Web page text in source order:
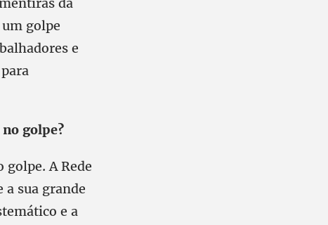
golpe
e
golpe?
A Rede
sua grande
e a